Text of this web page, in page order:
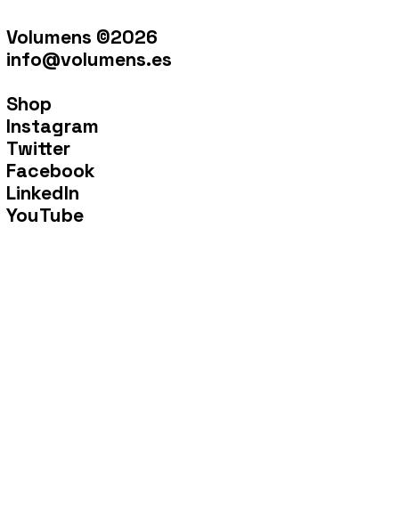
Volumens ©2026
info@volumens.es
Shop
Instagram
Twitter
Facebook
LinkedIn
YouTube